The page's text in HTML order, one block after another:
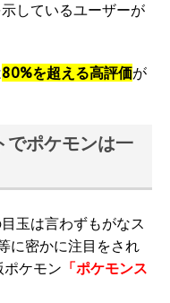
しているユーザーが
80%を超える高評価が
でポケモンは一
玉は言わずもがなス
に密かに注目をされ
ケモン 「ポケモンス